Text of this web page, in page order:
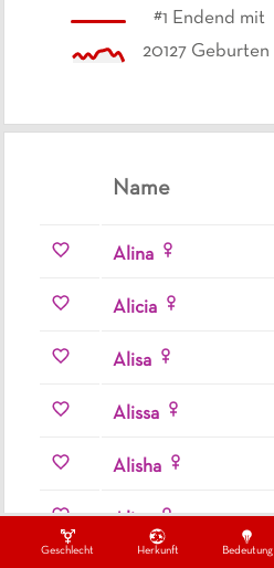
Geschlecht Herkunft Bedeutung
#1 Endend mit
20127 Geburten
Name
Alina
Alicia
Alisa
Alissa
Alisha
Aliya